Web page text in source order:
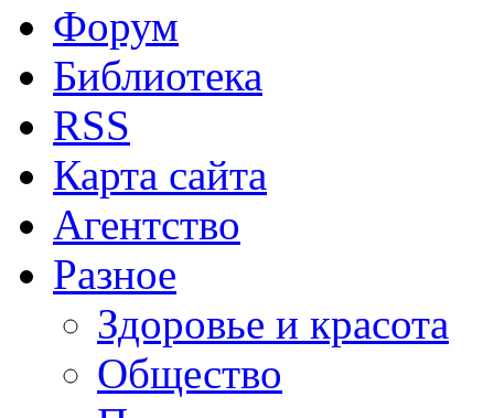
Форум
Библиотека
RSS
Карта сайта
Агентство
Разное
Здоровье и красота
Общество